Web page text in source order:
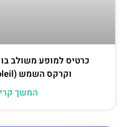
כרטיס למופע משולב
וקרקס השמש (Cirque du Soleil)
המשך